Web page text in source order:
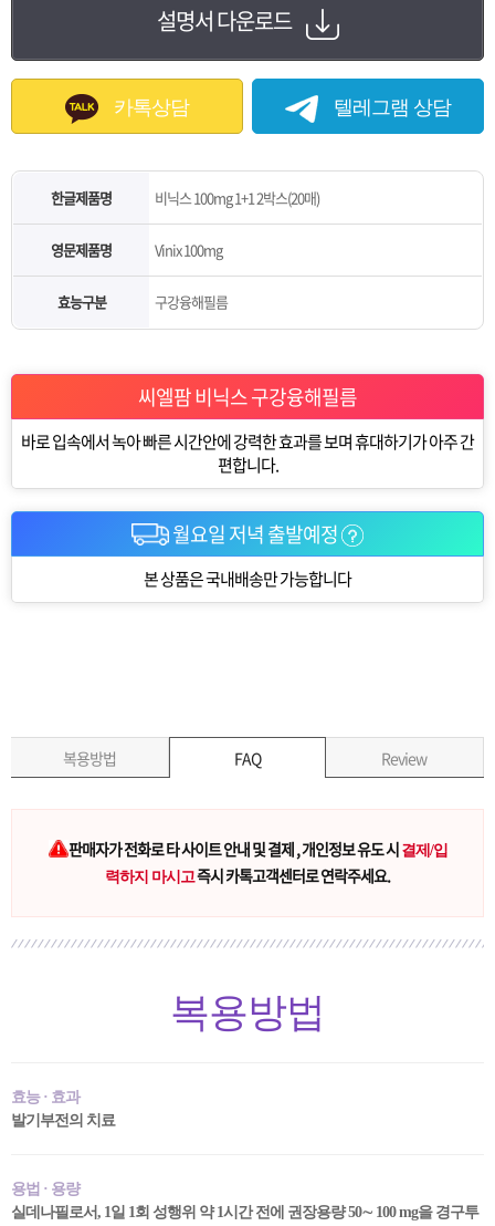
설명서 다운로드
카톡상담 텔레그램 상담
한글제품명 비닉스 100mg 1+1 2박스(20매)
영문제품명 Vinix 100mg
효능구분 구강융해필름
씨엘팜 비닉스 구강융해필름
바로 입속에서 녹아 빠른 시간안에 강력한 효과를 보며 휴대하기가 아주 간
편합니다.
월요일 저녁 출발예정
본 상품은 국내배송만 가능합니다
복용방법 FAQ Review
판매자가 전화로 타 사이트 안내 및 결제 , 개인정보 유도 시 결제/입
력하지 마시고즉시 카톡고객센터로 연락주세요.
복용방법
효능 · 효과
발기부전의 치료
용법 · 용량
실데나필로서, 1일 1회 성행위 약 1시간 전에 권장용량 50∼ 100 mg을 경구투